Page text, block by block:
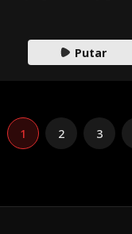
Putar
1 2 3